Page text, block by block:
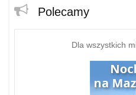
Polecamy
Dla wszystkich